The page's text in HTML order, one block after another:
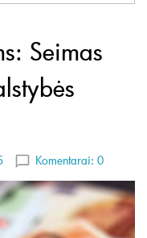
Seimas
Komentarai: 0